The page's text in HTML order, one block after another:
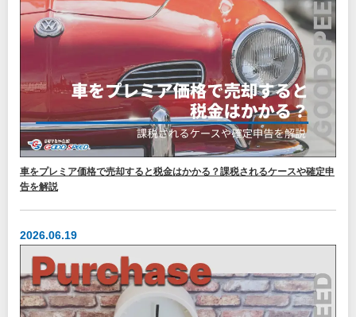
車をプレミア価格で売却すると税金はかかる？課税されるケースや確定申
告を解説
2026.06.19